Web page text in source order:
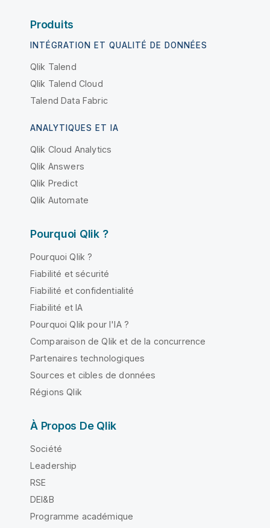
Produits
INTÉGRATION ET QUALITÉ DE DONNÉES
Qlik Talend
Qlik Talend Cloud
Talend Data Fabric
ANALYTIQUES ET IA
Qlik Cloud Analytics
Qlik Answers
Qlik Predict
Qlik Automate
Pourquoi Qlik ?
Pourquoi Qlik ?
Fiabilité et sécurité
Fiabilité et confidentialité
Fiabilité et IA
Pourquoi Qlik pour l'IA ?
Comparaison de Qlik et de la concurrence
Partenaires technologiques
Sources et cibles de données
Régions Qlik
À Propos De Qlik
Société
Leadership
RSE
DEI&B
Programme académique